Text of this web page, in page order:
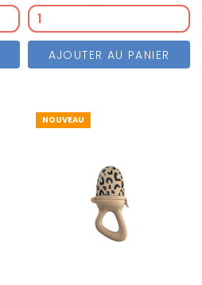
AJOUTER AU PANIER
NOUVEAU